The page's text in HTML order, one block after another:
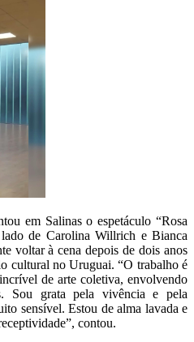
em Salinas o espetáculo “Rosa
de Carolina Willrich e Bianca
voltar à cena depois de dois anos
cultural no Uruguai. “O trabalho é
de arte coletiva, envolvendo
Sou grata pela vivência e pela
sensível. Estou de alma lavada e
contou.